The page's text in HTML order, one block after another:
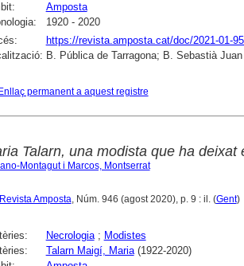
Amposta
1920 - 2020
https://revista.amposta.cat/doc/2021-01-
B. Pública de Tarragona; B. Sebastià
Enllaç permanent a aquest registre
Talarn, una modista que ha deixat
Montagut i Marcos, Montserrat
Revista Amposta , Núm. 946 (agost 2020), p. 9 : il. (Gent)
Necrologia; Modistes
Talarn Maigí, Maria(1922-2020)